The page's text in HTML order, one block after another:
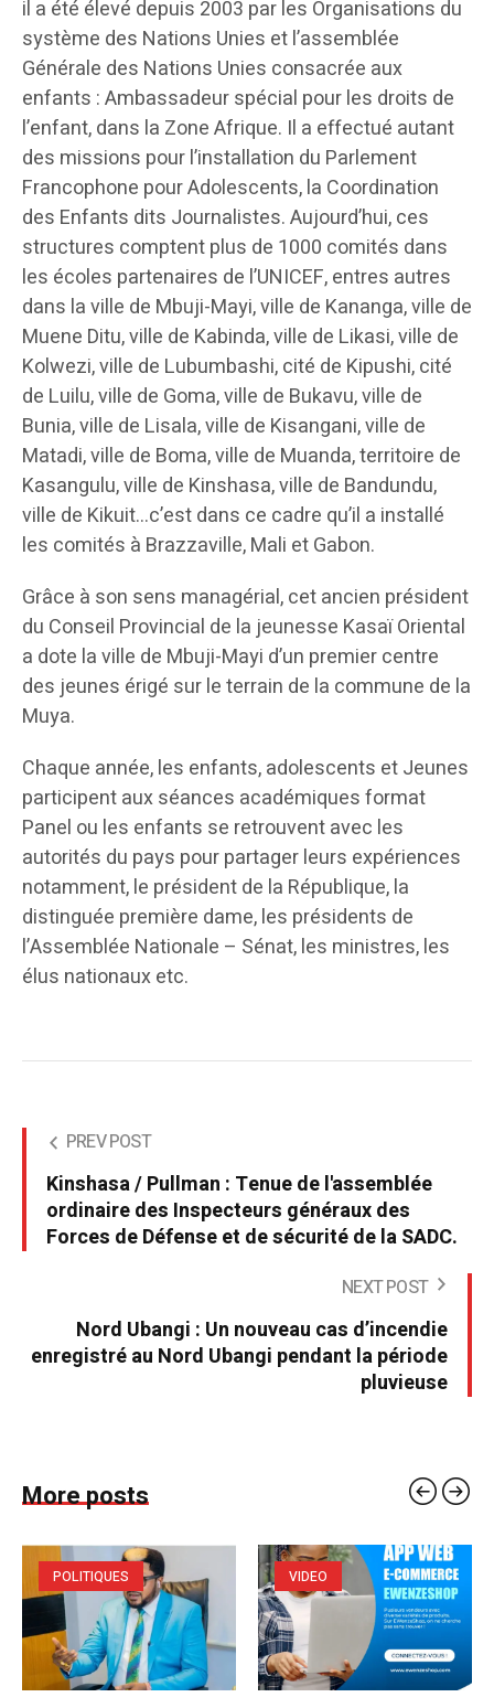
il a été élevé depuis 2003 par les Organisations du
système des Nations Unies et l’assemblée
Générale des Nations Unies consacrée aux
enfants : Ambassadeur spécial pour les droits de
l’enfant, dans la Zone Afrique. Il a effectué autant
des missions pour l’installation du Parlement
Francophone pour Adolescents, la Coordination
des Enfants dits Journalistes. Aujourd’hui, ces
structures comptent plus de 1000 comités dans
les écoles partenaires de l’UNICEF, entres autres
dans la ville de Mbuji-Mayi, ville de Kananga, ville de
Muene Ditu, ville de Kabinda, ville de Likasi, ville de
Kolwezi, ville de Lubumbashi, cité de Kipushi, cité
de Luilu, ville de Goma, ville de Bukavu, ville de
Bunia, ville de Lisala, ville de Kisangani, ville de
Matadi, ville de Boma, ville de Muanda, territoire de
Kasangulu, ville de Kinshasa, ville de Bandundu,
ville de Kikuit…c’est dans ce cadre qu’il a installé
les comités à Brazzaville, Mali et Gabon.
Grâce à son sens managérial, cet ancien président
du Conseil Provincial de la jeunesse Kasaï Oriental
a dote la ville de Mbuji-Mayi d’un premier centre
des jeunes érigé sur le terrain de la commune de la
Muya.
Chaque année, les enfants, adolescents et Jeunes
participent aux séances académiques format
Panel ou les enfants se retrouvent avec les
autorités du pays pour partager leurs expériences
notamment, le président de la République, la
distinguée première dame, les présidents de
l’Assemblée Nationale – Sénat, les ministres, les
élus nationaux etc.
PREV POST
Kinshasa / Pullman : Tenue de l'assemblée
ordinaire des Inspecteurs généraux des
Forces de Défense et de sécurité de la SADC.
NEXT POST
Nord Ubangi : Un nouveau cas d’incendie
enregistré au Nord Ubangi pendant la période
pluvieuse
More posts
POLITIQUES VIDEO